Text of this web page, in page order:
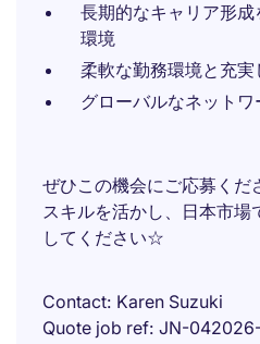
長期的なキャリア形
環境
柔軟な勤務環境と充実
グローバルなネット
ぜひこの機会にご応募くだ
スキルを活かし、日本市場
してください☆
Contact Karen Suzuki
Quote job ref JN-